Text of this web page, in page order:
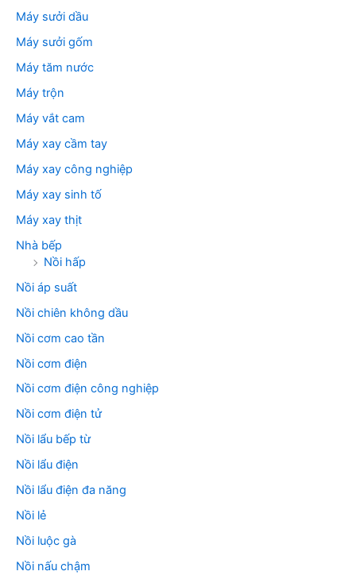
Máy sưởi dầu
Máy sưởi gốm
Máy tăm nước
Máy trộn
Máy vắt cam
Máy xay cầm tay
Máy xay công nghiệp
Máy xay sinh tố
Máy xay thịt
Nhà bếp
Nồi hấp
Nồi áp suất
Nồi chiên không dầu
Nồi cơm cao tần
Nồi cơm điện
Nồi cơm điện công nghiệp
Nồi cơm điện tử
Nồi lẩu bếp từ
Nồi lẩu điện
Nồi lẩu điện đa năng
Nồi lẻ
Nồi luộc gà
Nồi nấu chậm